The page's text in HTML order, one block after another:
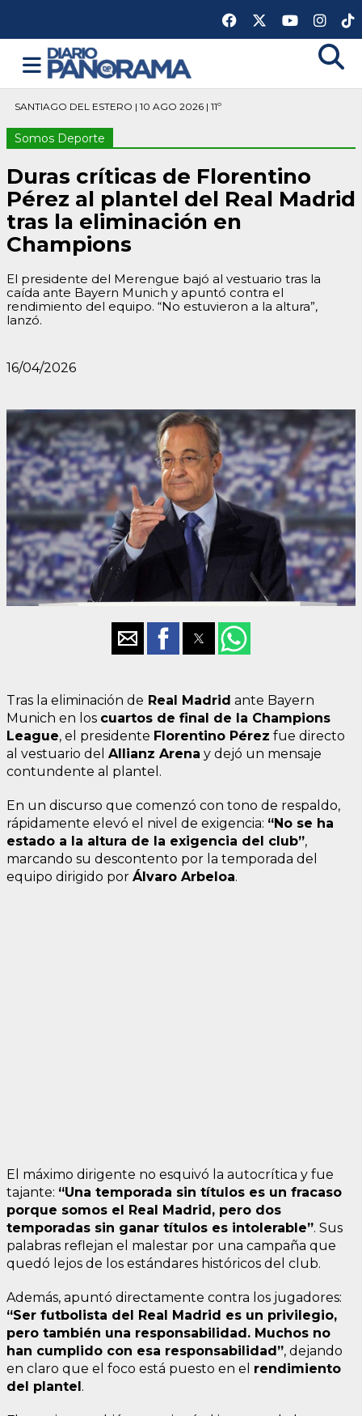
SANTIAGO DEL ESTERO | 10 AGO 2026 | 11º
Somos Deporte
Duras críticas de Florentino
Pérez al plantel del Real Madrid
tras la eliminación en
Champions
El presidente del Merengue bajó al vestuario tras la
caída ante Bayern Munich y apuntó contra el
rendimiento del equipo. “No estuvieron a la altura”,
lanzó.
16/04/2026
Tras la eliminación de Real Madrid ante Bayern
Munich en los cuartos de final de la Champions
League, el presidente Florentino Pérez fue directo
al vestuario del Allianz Arena y dejó un mensaje
contundente al plantel.
En un discurso que comenzó con tono de respaldo,
rápidamente elevó el nivel de exigencia: “No se ha
estado a la altura de la exigencia del club”,
marcando su descontento por la temporada del
equipo dirigido por Álvaro Arbeloa.
El máximo dirigente no esquivó la autocrítica y fue
tajante: “Una temporada sin títulos es un fracaso
porque somos el Real Madrid, pero dos
temporadas sin ganar títulos es intolerable”. Sus
palabras reflejan el malestar por una campaña que
quedó lejos de los estándares históricos del club.
Además, apuntó directamente contra los jugadores:
“Ser futbolista del Real Madrid es un privilegio,
pero también una responsabilidad. Muchos no
han cumplido con esa responsabilidad”, dejando
en claro que el foco está puesto en el rendimiento
del plantel.